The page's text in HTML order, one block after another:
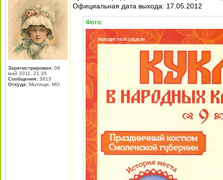
Зарегистрирован: 08
май 2011, 21:35
Сообщения: 3813
Откуда: Мытищи, МО
Официальная дата выхода: 17.05.2012
Фото: